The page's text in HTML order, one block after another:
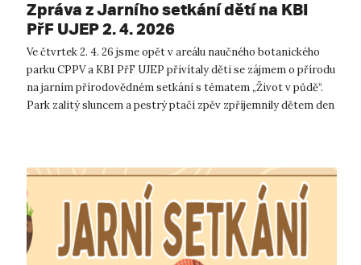
Zpráva z Jarního setkání dětí na KBI
PřF UJEP 2. 4. 2026
Ve čtvrtek 2. 4. 26 jsme opět v areálu naučného botanického
parku CPPV a KBI PřF UJEP přivítaly děti se zájmem o přírodu
na jarním přírodovědném setkání s tématem „Život v půdě“.
Park zalitý sluncem a pestrý ptačí zpěv zpříjemnily dětem den